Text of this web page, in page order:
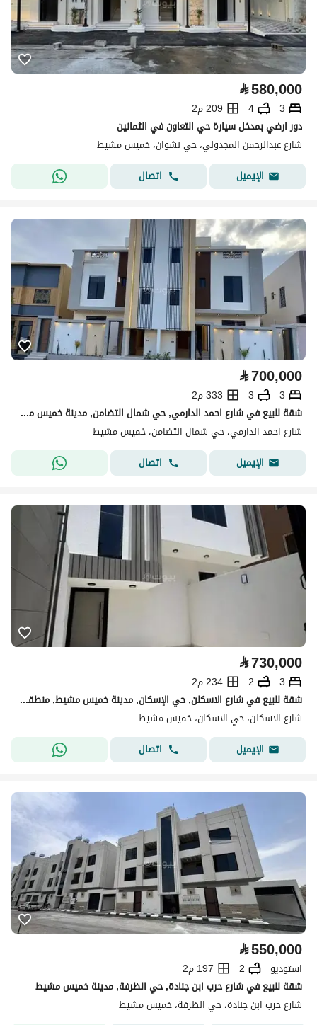
⃁580,000
3
4
209 م2
دور ارضي بمدخل سيارة حي التعاون في الثمانين
شارع عبدالرحمن المجدولي، حي نشوان، خميس مشيط
الإيميل
اتصال
⃁700,000
3
3
333 م2
شقة للبيع في شارع احمد الدارمي, حي شمال التضامن, مدينة خميس مشيط
شارع احمد الدارمي، حي شمال التضامن، خميس مشيط
الإيميل
اتصال
⃁730,000
3
2
234 م2
شقة للبيع في شارع الاسكلن, حي الإسكان, مدينة خميس مشيط, منطقة عسير
شارع الاسكلن، حي الاسكان، خميس مشيط
الإيميل
اتصال
⃁550,000
استوديو 2
197 م2
شقة للبيع في شارع حرب ابن جنادة, حي الظرفة, مدينة خميس مشيط
شارع حرب ابن جنادة، حي الظرفة، خميس مشيط